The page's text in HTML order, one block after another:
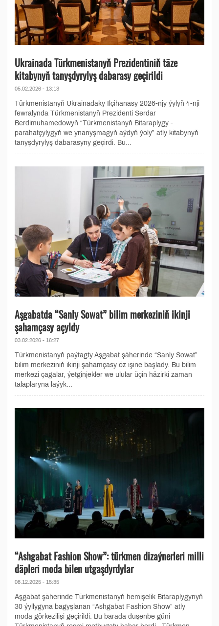
Ukrainada Türkmenistanyň Prezidentiniň täze
kitabynyň tanyşdyrylyş dabarasy geçirildi
05.02.2026 - 13:13
Türkmenistanyň Ukrainadaky Ilçihanasy 2026-njy ýylyň 4-nji
fewralynda Türkmenistanyň Prezidenti Serdar
Berdimuhamedowyň “Türkmenistanyň Bitaraplygy -
parahatçylygyň we ynanyşmagyň aýdyň ýoly” atly kitabynyň
tanyşdyrylyş dabarasyny geçirdi. Bu...
Aşgabatda “Sanly Sowat” bilim merkeziniň ikinji
şahamçasy açyldy
03.02.2026 - 16:27
Türkmenistanyň paýtagty Aşgabat şäherinde “Sanly Sowat”
bilim merkeziniň ikinji şahamçasy öz işine başlady. Bu bilim
merkezi çagalar, ýetginjekler we ulular üçin häzirki zaman
talaplaryna laýyk...
“Ashgabat Fashion Show”: türkmen dizaýnerleri milli
däpleri moda bilen utgaşdyrdylar
08.12.2025 - 15:35
Aşgabat şäherinde Türkmenistanyň hemişelik Bitaraplygynyň
30 ýyllygyna bagyşlanan “Ashgabat Fashion Show” atly
moda görkezilişi geçirildi. Bu barada duşenbe güni